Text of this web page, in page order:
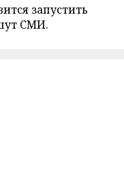
запустить
СМИ.